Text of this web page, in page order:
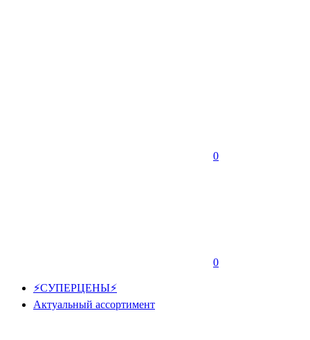
0
0
⚡СУПЕРЦЕНЫ⚡
Актуальный ассортимент